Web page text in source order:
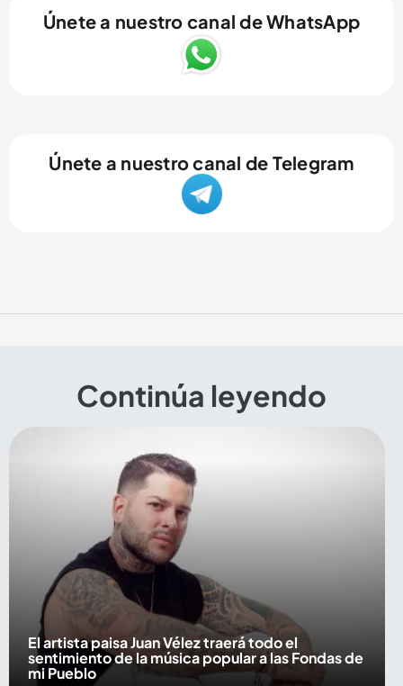
Únete a nuestro canal de WhatsApp
Únete a nuestro canal de Telegram
Continúa leyendo
El artista paisa Juan Vélez traerá todo el
sentimiento de la música popular a las Fondas de
mi Pueblo